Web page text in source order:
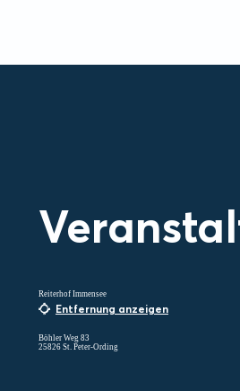
Reiterhof Immensee
Entfernung anzeigen
Böhler Weg 83
25826 St. Peter-Ording